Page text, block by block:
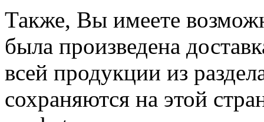
Также, Вы имеете
была произведена
всей продукции из
сохраняются на этой